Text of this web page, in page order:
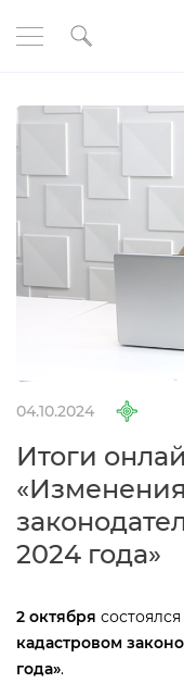
04.10.2024
Итоги
2024 года»
2 октября
кадастровом
ода».